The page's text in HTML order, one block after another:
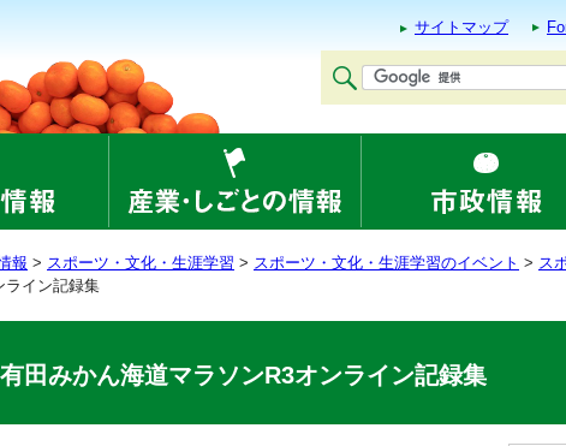
サイトマップ
報 > スポーツ・文化・生涯学習 > スポーツ・文化・生涯学習のイベント > ス
ライン記録集
有田みかん海道マラソンR3オンライン記録集